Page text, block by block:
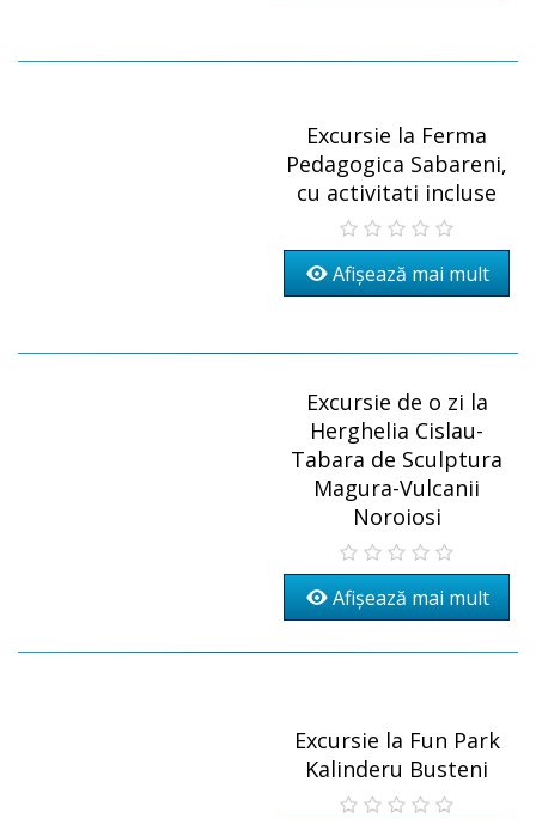
Excursie la Ferma
Pedagogica Sabareni,
cu activitati incluse
Afișează mai mult
Excursie de o zi la
Herghelia Cislau-
Tabara de Sculptura
Magura-Vulcanii
Noroiosi
Afișează mai mult
Excursie la Fun Park
Kalinderu Busteni